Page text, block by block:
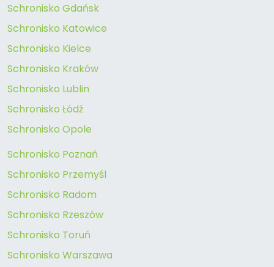
Schronisko Gdańsk
Schronisko Katowice
Schronisko Kielce
Schronisko Kraków
Schronisko Lublin
Schronisko Łódź
Schronisko Opole
Schronisko Poznań
Schronisko Przemyśl
Schronisko Radom
Schronisko Rzeszów
Schronisko Toruń
Schronisko Warszawa